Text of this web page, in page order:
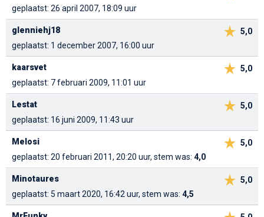
geplaatst: 26 april 2007, 18:09 uur
5,0
glenniehj18
geplaatst: 1 december 2007, 16:00 uur
5,0
kaarsvet
geplaatst: 7 februari 2009, 11:01 uur
5,0
Lestat
geplaatst: 16 juni 2009, 11:43 uur
5,0
Melosi
geplaatst: 20 februari 2011, 20:20 uur, stem was: 4,0
5,0
Minotaures
geplaatst: 5 maart 2020, 16:42 uur, stem was: 4,5